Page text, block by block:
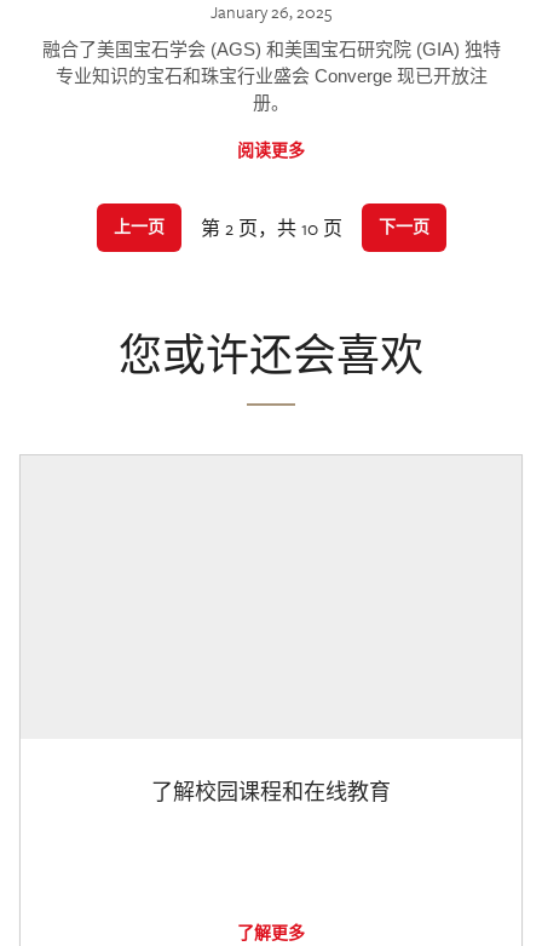
January 26, 2025
融合了美国宝石学会 (AGS) 和美国宝石研究院 (GIA) 独特
专业知识的宝石和珠宝行业盛会 Converge 现已开放注
册。
阅读更多
上一页 第 2 页，共 10 页 下一页
您或许还会喜欢
了解校园课程和在线教育
了解更多